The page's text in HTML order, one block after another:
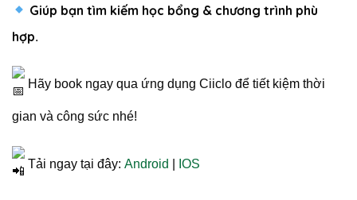
Giúp bạn tìm kiếm học bổng & chương trình phù
hợp.
Hãy book ngay qua ứng dụng Ciiclo để tiết kiệm thời
gian và công sức nhé!
Tải ngay tại đây: Android IOS